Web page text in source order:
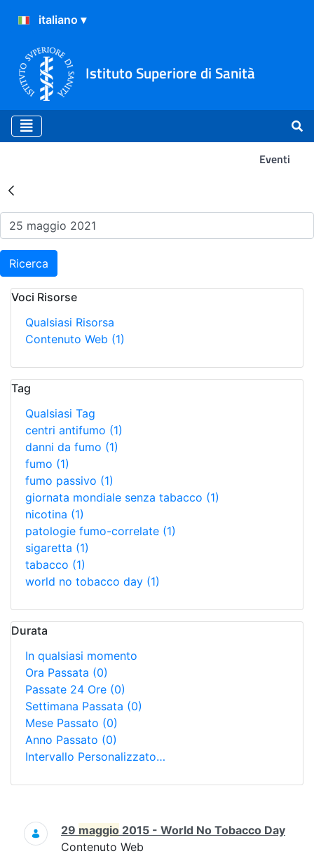
Istituto Superiore di Sanità
Eventi
Risultati della Ricerca -
Ricerca
Voci Risorse
Qualsiasi Risorsa
Contenuto Web (1)
Tag
Qualsiasi Tag
centri antifumo (1)
danni da fumo (1)
fumo (1)
fumo passivo (1)
giornata mondiale senza tabacco (1)
nicotina (1)
patologie fumo-correlate (1)
sigaretta (1)
tabacco (1)
world no tobacco day (1)
Durata
In qualsiasi momento
Ora Passata (0)
Passate 24 Ore (0)
Settimana Passata (0)
Mese Passato (0)
Anno Passato (0)
Intervallo Personalizzato…
Ricerca
29 maggio 2015 - World No Tobacco Day
Contenuto Web